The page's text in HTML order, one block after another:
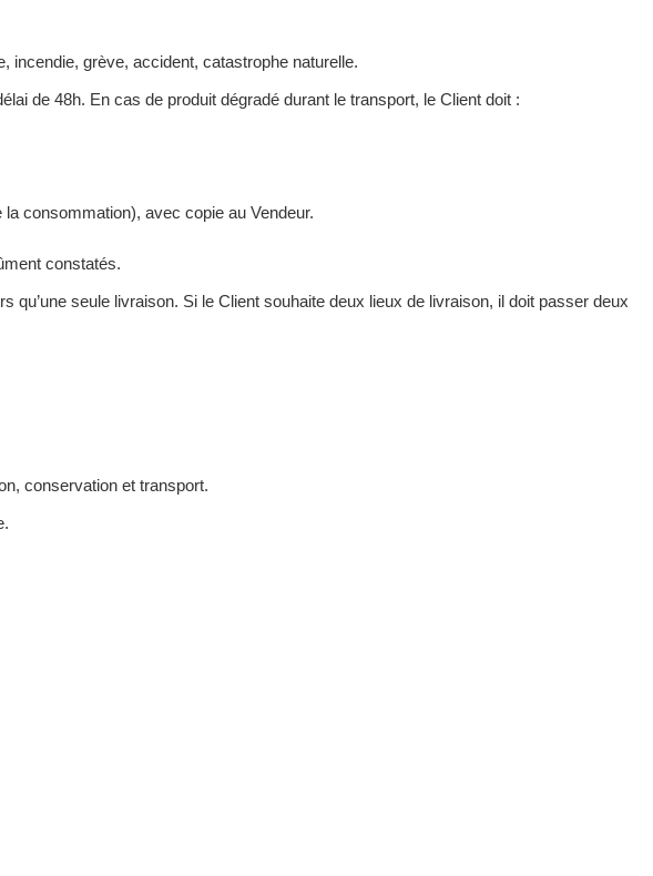
incendie, grève, accident, catastrophe naturelle.
de 48h. En cas de produit dégradé durant le transport, le Client doit :
consommation), avec copie au Vendeur.
constatés.
seule livraison. Si le Client souhaite deux lieux de livraison, il doit passer deux
conservation et transport.